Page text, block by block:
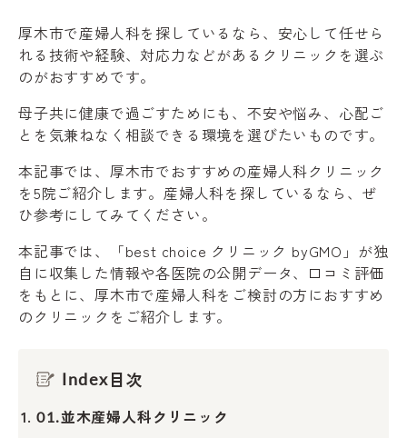
厚木市で産婦人科を探しているなら、安心して任せら
れる技術や経験、対応力などがあるクリニックを選ぶ
のがおすすめです。
母子共に健康で過ごすためにも、不安や悩み、心配ご
とを気兼ねなく相談できる環境を選びたいものです。
本記事では、厚木市でおすすめの産婦人科クリニック
を5院ご紹介します。産婦人科を探しているなら、ぜ
ひ参考にしてみてください。
本記事では、「best choice クリニック byGMO」が独
自に収集した情報や各医院の公開データ、口コミ評価
をもとに、厚木市で産婦人科をご検討の方におすすめ
のクリニックをご紹介します。
Index目次
01.並木産婦人科クリニック